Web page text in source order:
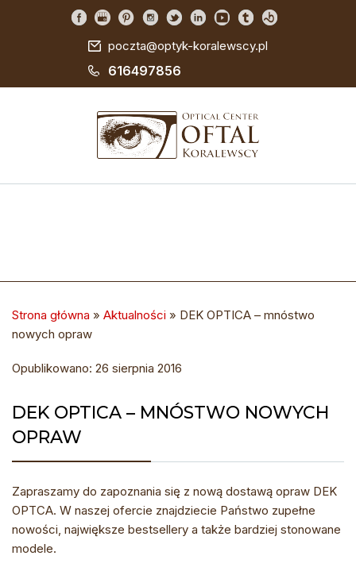
poczta@optyk-koralewscy.pl
616497856
Strona główna » Aktualności » DEK OPTICA – mnóstwo
nowych opraw
Opublikowano: 26 sierpnia 2016
DEK OPTICA – MNÓSTWO NOWYCH
OPRAW
Zapraszamy do zapoznania się z nową dostawą opraw DEK
OPTCA. W naszej ofercie znajdziecie Państwo zupełne
nowości, największe bestsellery a także bardziej stonowane
modele.